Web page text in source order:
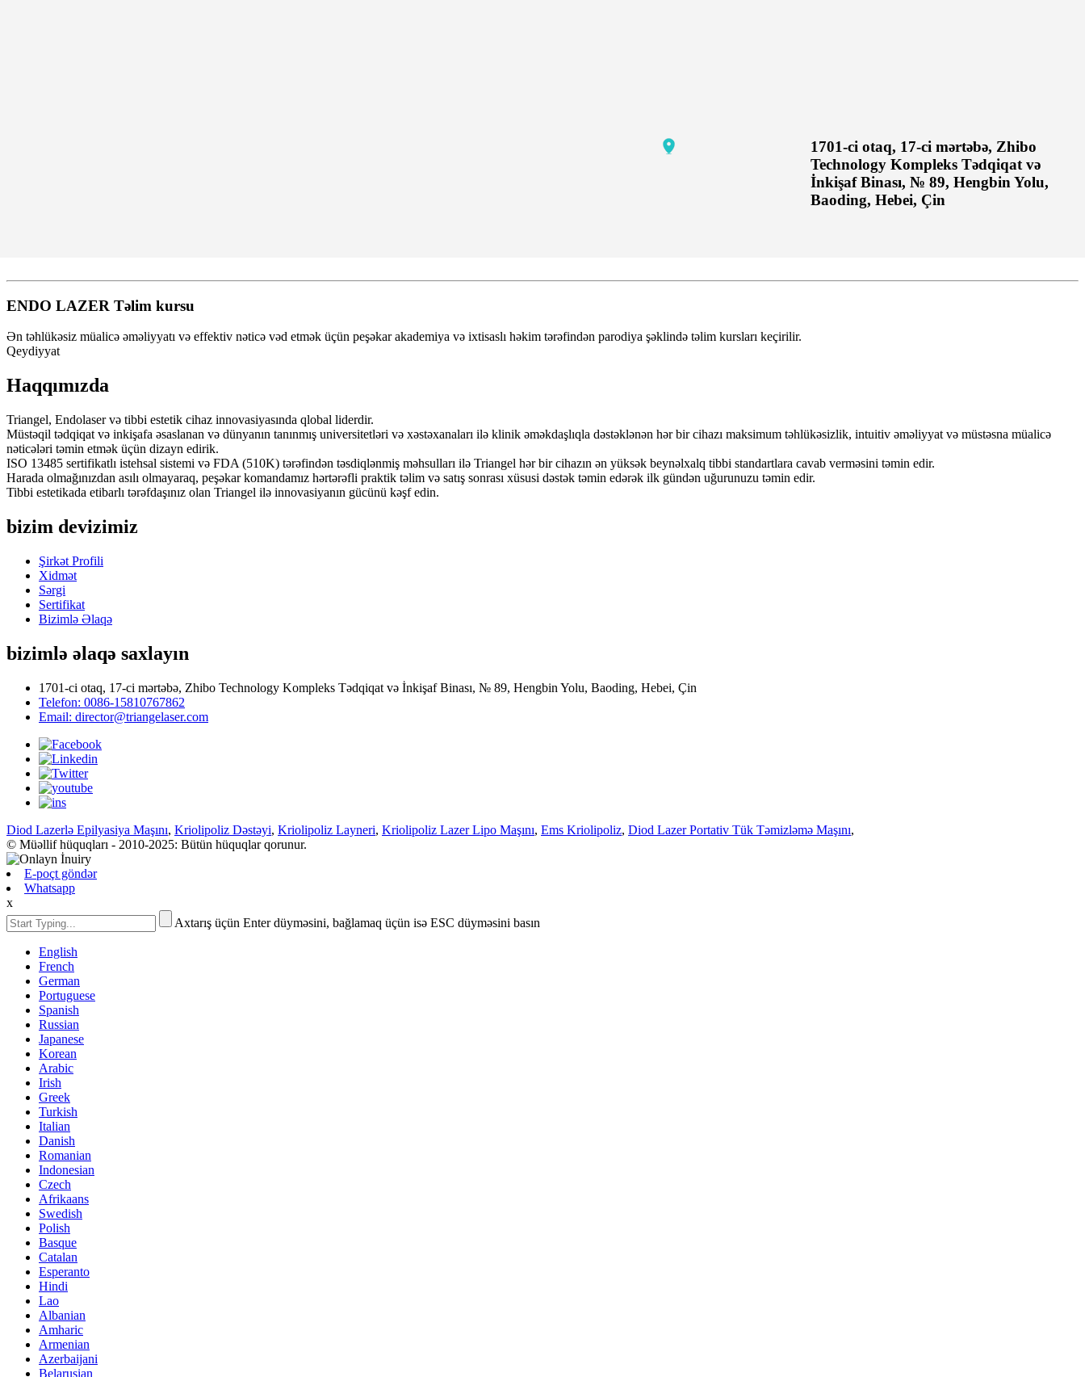
1701-ci otaq, 17-ci mərtəbə, Zhibo
Technology Kompleks Tədqiqat və
İnkişaf Binası, № 89, Hengbin Yolu,
Baoding, Hebei, Çin
ENDO LAZER Təlim kursu
Ən təhlükəsiz müalicə əməliyyatı və effektiv nəticə vəd etmək üçün peşəkar akademiya və ixtisaslı həkim tərəfindən parodiya şəklində təlim kursları keçirilir.
Qeydiyyat
Haqqımızda
Triangel, Endolaser və tibbi estetik cihaz innovasiyasında qlobal liderdir.
Müstəqil tədqiqat və inkişafa əsaslanan və dünyanın tanınmış universitetləri və xəstəxanaları ilə klinik əməkdaşlıqla dəstəklənən hər bir cihazı maksimum təhlükəsizlik, intuitiv əməliyyat və müstəsna müalicə
nəticələri təmin etmək üçün dizayn edirik.
ISO 13485 sertifikatlı istehsal sistemi və FDA (510K) tərəfindən təsdiqlənmiş məhsulları ilə Triangel hər bir cihazın ən yüksək beynəlxalq tibbi standartlara cavab verməsini təmin edir.
Harada olmağınızdan asılı olmayaraq, peşəkar komandamız hərtərəfli praktik təlim və satış sonrası xüsusi dəstək təmin edərək ilk gündən uğurunuzu təmin edir.
Tibbi estetikada etibarlı tərəfdaşınız olan Triangel ilə innovasiyanın gücünü kəşf edin.
bizim devizimiz
Şirkət Profili
Xidmət
Sərgi
Sertifikat
Bizimlə Əlaqə
bizimlə əlaqə saxlayın
1701-ci otaq, 17-ci mərtəbə, Zhibo Technology Kompleks Tədqiqat və İnkişaf Binası, № 89, Hengbin Yolu, Baoding, Hebei, Çin
Telefon: 0086-15810767862
Email: director@triangelaser.com
Diod Lazerlə Epilyasiya Maşını, Kriolipoliz Dəstəyi, Kriolipoliz Layneri, Kriolipoliz Lazer Lipo Maşını, Ems Kriolipoliz, Diod Lazer Portativ Tük Təmizləmə Maşını,
© Müəllif hüquqları - 2010-2025: Bütün hüquqlar qorunur.
E-poçt göndər
Whatsapp
x
Axtarış üçün Enter düyməsini, bağlamaq üçün isə ESC düyməsini basın
English
French
German
Portuguese
Spanish
Russian
Japanese
Korean
Arabic
Irish
Greek
Turkish
Italian
Danish
Romanian
Indonesian
Czech
Afrikaans
Swedish
Polish
Basque
Catalan
Esperanto
Hindi
Lao
Albanian
Amharic
Armenian
Azerbaijani
Belarusian